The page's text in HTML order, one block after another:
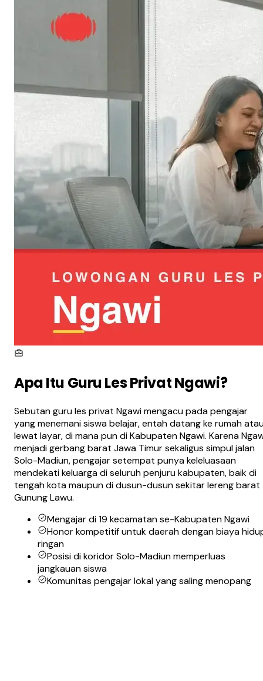
Apa Itu Guru Les Privat Ngawi?
Sebutan guru les privat Ngawi mengacu pada pengajar
yang menemani siswa belajar, entah datang ke rumah
lewat layar, di mana pun di Kabupaten Ngawi. Karena
menjadi gerbang barat Jawa Timur sekaligus simpul jalan
Solo-Madiun, pengajar setempat punya keleluasaan
mendekati keluarga di seluruh penjuru kabupaten, baik di
tengah kota maupun di dusun-dusun sekitar lereng barat
Gunung Lawu.
Mengajar di 19 kecamatan se-Kabupaten Ngawi
Honor kompetitif untuk daerah dengan biaya
ringan
Posisi di koridor Solo-Madiun memperluas
jangkauan siswa
Komunitas pengajar lokal yang saling menopang